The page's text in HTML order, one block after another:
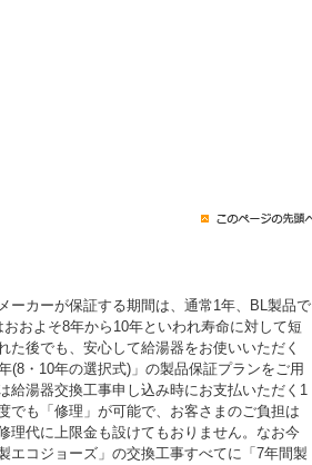
ーカーが保証する期間は、通常1年、BL製品で
およそ8年から10年といわれ寿命に対して短
た後でも、安心して給湯器をお使いいただく
(8・10年の選択式)」の製品保証プランをご用
給湯器交換工事申し込み時にお支払いただく1
でも「修理」が可能で、お客さまのご負担は
理代に上限金も設けてもおりません。なお今
エコジョーズ」の交換工事すべてに「7年間製